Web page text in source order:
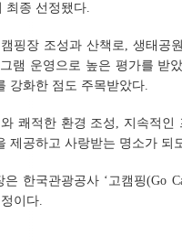
최종 선정됐다.
핑장 조성과 산책로, 생태공
램 운영으로 높은 평가를 받
강화한 점도 주목받았다.
쾌적한 환경 조성, 지속적인
제공하고 사랑받는 명소가 되
한국관광공사 ‘고캠핑(Go
이다.